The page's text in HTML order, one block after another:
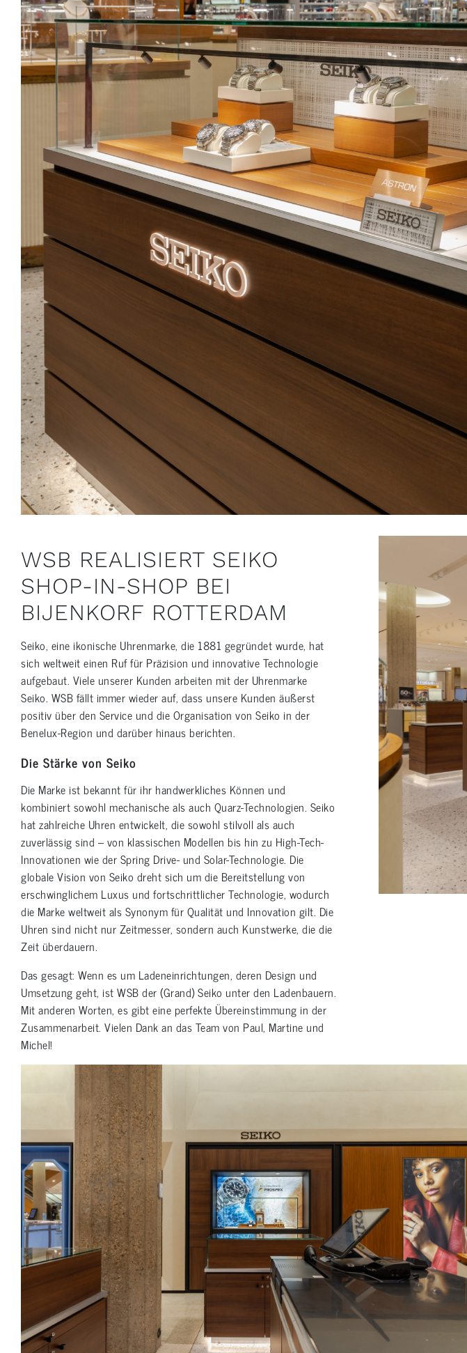
WSB REALISIERT SEIKO
SHOP-IN-SHOP BEI
BIJENKORF ROTTERDAM
Seiko, eine ikonische Uhrenmarke, die 1881 gegründet wurde, hat
sich weltweit einen Ruf für Präzision und innovative Technologie
aufgebaut. Viele unserer Kunden arbeiten mit der Uhrenmarke
Seiko. WSB fällt immer wieder auf, dass unsere Kunden äußerst
positiv über den Service und die Organisation von Seiko in der
Benelux-Region und darüber hinaus berichten.
Die Stärke von Seiko
Die Marke ist bekannt für ihr handwerkliches Können und
kombiniert sowohl mechanische als auch Quarz-Technologien. Seiko
hat zahlreiche Uhren entwickelt, die sowohl stilvoll als auch
zuverlässig sind – von klassischen Modellen bis hin zu High-Tech-
Innovationen wie der Spring Drive- und Solar-Technologie. Die
globale Vision von Seiko dreht sich um die Bereitstellung von
erschwinglichem Luxus und fortschrittlicher Technologie, wodurch
die Marke weltweit als Synonym für Qualität und Innovation gilt. Die
Uhren sind nicht nur Zeitmesser, sondern auch Kunstwerke, die die
Zeit überdauern.
Das gesagt: Wenn es um Ladeneinrichtungen, deren Design und
Umsetzung geht, ist WSB der (Grand) Seiko unter den Ladenbauern.
Mit anderen Worten, es gibt eine perfekte Übereinstimmung in der
Zusammenarbeit. Vielen Dank an das Team von Paul, Martine und
Michel!